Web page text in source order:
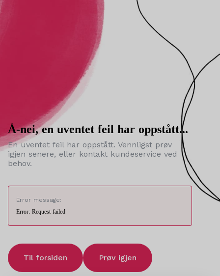
Å-nei, en uventet feil har oppstått...
En uventet feil har oppstått. Vennligst prøv
igjen senere, eller kontakt kundeservice ved
behov.
Error message:
Error: Request failed
Til forsiden Prøv igjen